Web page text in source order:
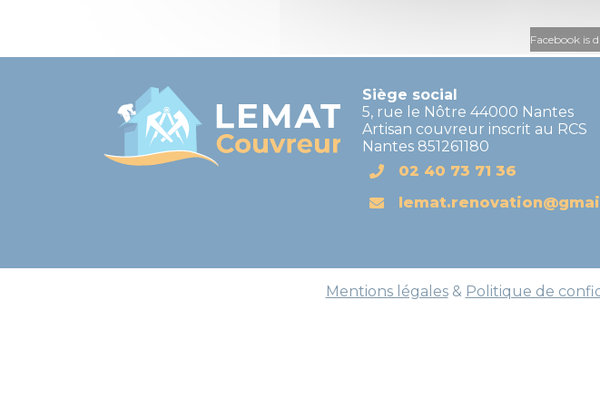
Facebook is
Siège social
5, rue le Nôtre 44000 Nantes
Artisan couvreur inscrit au RCS
Nantes 851261180
02 40 73 71 36
Mentions légales& Politique de